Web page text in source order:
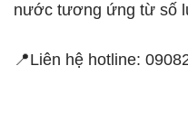
nước tương ứng từ số
📍Liên hệ hotline: